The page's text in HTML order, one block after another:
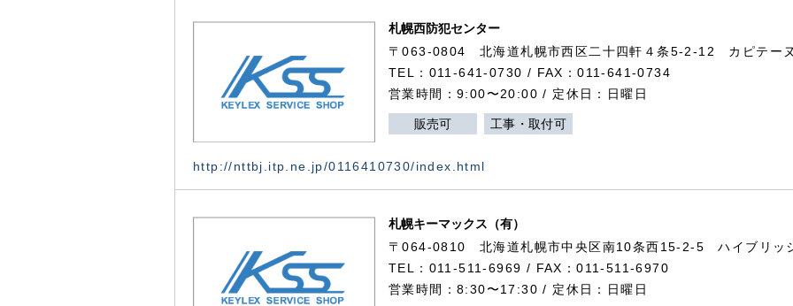
札幌西防犯センター
〒063-0804 北海道札幌市西区二十四軒４条5-2-12 カピテー
TEL：011-641-0730 / FAX：011-641-0734
営業時間：9:00〜20:00 / 定休日：日曜日
販売可 工事・取付可
http://nttbj.itp.ne.jp/0116410730/index.html
札幌キーマックス（有）
〒064-0810 北海道札幌市中央区南10条西15-2-5 ハイブリッ
TEL：011-511-6969 / FAX：011-511-6970
営業時間：8:30〜17:30 / 定休日：日曜日